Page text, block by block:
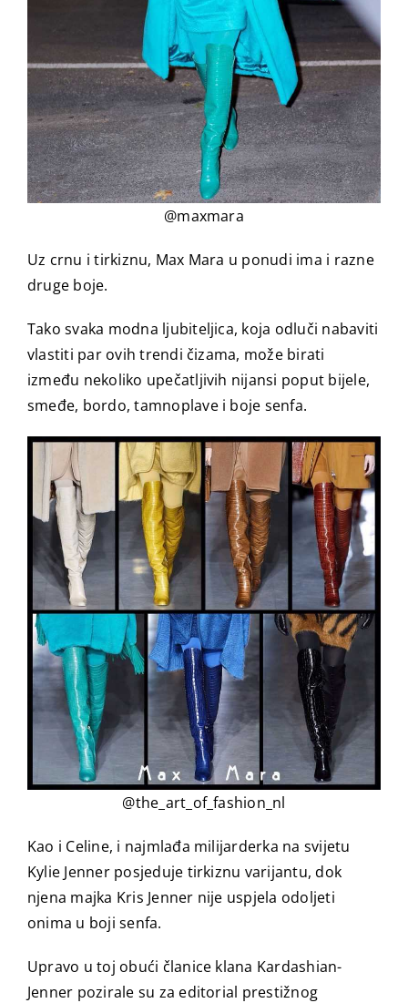
@maxmara
Uz crnu i tirkiznu, Max Mara u ponudi ima i razne
druge boje.
Tako svaka modna ljubiteljica, koja odluči nabaviti
vlastiti par ovih trendi čizama, može birati
između nekoliko upečatljivih nijansi poput bijele,
smeđe, bordo, tamnoplave i boje senfa.
@the_art_of_fashion_nl
Kao i Celine, i najmlađa milijarderka na svijetu
Kylie Jenner posjeduje tirkiznu varijantu, dok
njena majka Kris Jenner nije uspjela odoljeti
onima u boji senfa.
Upravo u toj obući članice klana Kardashian-
Jenner pozirale su za editorial prestižnog